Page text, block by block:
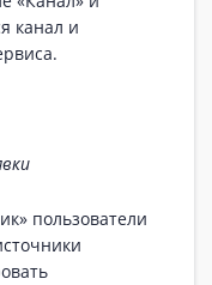
канал и
пользователи